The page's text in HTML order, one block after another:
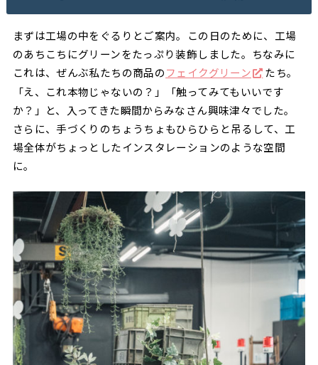
まずは工場の中をぐるりとご案内。この日のために、工場
のあちこちにグリーンをたっぷり装飾しました。ちなみに
これは、ぜんぶ私たちの商品のフェイクグリーン
たち。
「え、これ本物じゃないの？」「触ってみてもいいです
か？」と、入ってきた瞬間からみなさん興味津々でした。
さらに、手づくりのちょうちょもひらひらと吊るして、工
場全体がちょっとしたインスタレーションのような空間
に。